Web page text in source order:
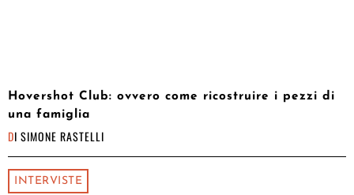
Hovershot Club: ovvero come ricostruire i pezzi di
una famiglia
DI SIMONE RASTELLI
INTERVISTE